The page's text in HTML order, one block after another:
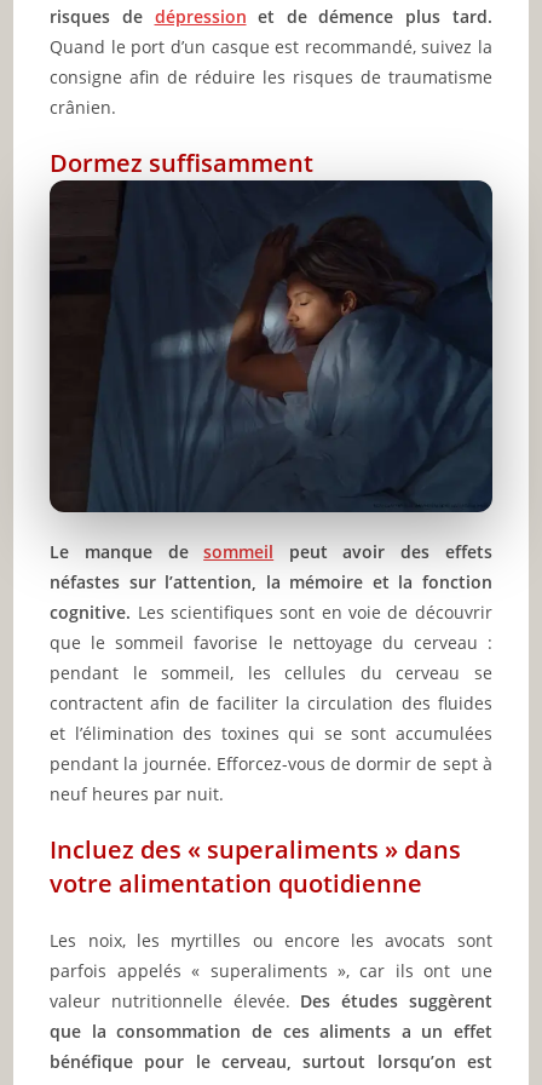
risques de dépression et de démence plus tard.
Quand le port d’un casque est recommandé, suivez la
consigne afin de réduire les risques de traumatisme
crânien.
Dormez suffisamment
Le manque desommeil peut avoir des effets
néfastes sur l’attention, la mémoire et la fonction
cognitive. Les scientifiques sont en voie de découvrir
que le sommeil favorise le nettoyage du cerveau :
pendant le sommeil, les cellules du cerveau se
contractent afin de faciliter la circulation des fluides
et l’élimination des toxines qui se sont accumulées
pendant la journée. Efforcez-vous de dormir de sept à
neuf heures par nuit.
Incluez des « superaliments » dans
votre alimentation quotidienne
Les noix, les myrtilles ou encore les avocats sont
parfois appelés « superaliments », car ils ont une
valeur nutritionnelle élevée. Des études suggèrent
que la consommation de ces aliments a un effet
bénéfique pour le cerveau, surtout lorsqu’on est